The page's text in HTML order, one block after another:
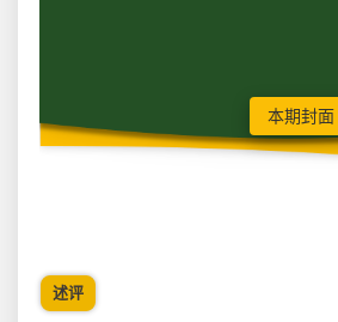
本期封面
述评